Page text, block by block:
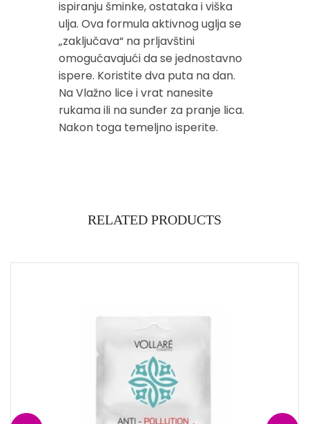
ispiranju šminke, ostataka i viška
ulja. Ova formula aktivnog uglja se
„zaključava“ na prljavštini
omogućavajući da se jednostavno
ispere. Koristite dva puta na dan.
Na Vlažno lice i vrat nanesite
rukama ili na sunđer za pranje lica.
Nakon toga temeljno isperite.
RELATED PRODUCTS